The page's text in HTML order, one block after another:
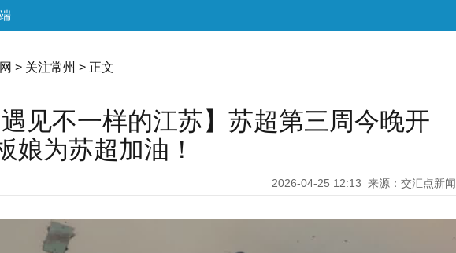
> 关注常州 > 正文
遇见不一样的江苏】苏超第三周今晚开
娘为苏超加油！
2026-04-25 12:13 来源：交汇点新闻